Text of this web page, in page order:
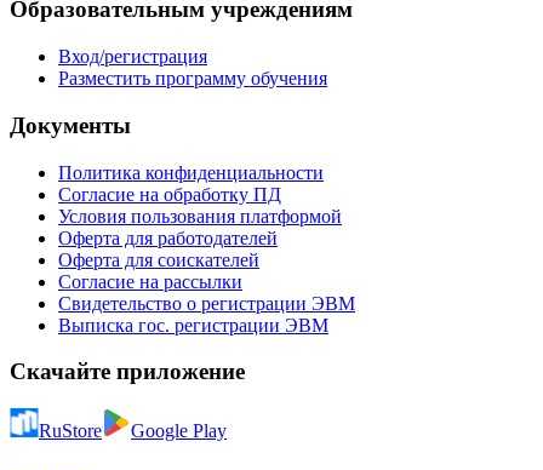
Образовательным учреждениям
Вход/регистрация
Разместить программу обучения
Документы
Политика конфиденциальности
Согласие на обработку ПД
Условия пользования платформой
Оферта для работодателей
Оферта для соискателей
Согласие на рассылки
Свидетельство о регистрации ЭВМ
Выписка гос. регистрации ЭВМ
Скачайте приложение
RuStore Google Play